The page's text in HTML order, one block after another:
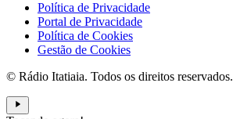
Política de Privacidade
Portal de Privacidade
Política de Cookies
Gestão de Cookies
© Rádio Itatiaia. Todos os direitos reservados.